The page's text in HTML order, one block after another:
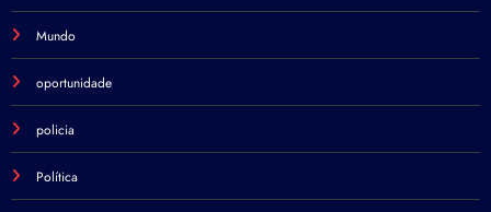
Mundo
oportunidade
policia
Política